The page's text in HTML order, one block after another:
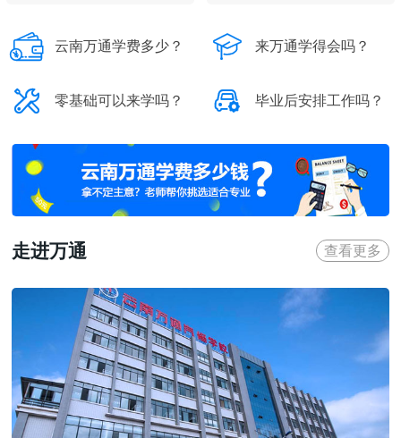
 云南万通学费多少？  来万通学得会吗？
 零基础可以来学吗？  毕业后安排工作吗？
走进万通 查看更多